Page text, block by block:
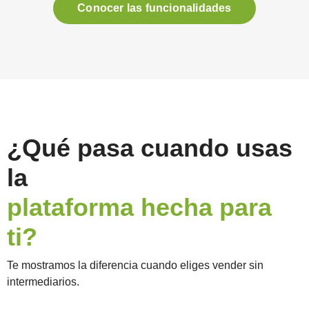
Conocer las funcionalidades
¿Qué pasa cuando usas
la
plataforma hecha para
ti?
Te mostramos la diferencia cuando eliges vender sin
intermediarios.